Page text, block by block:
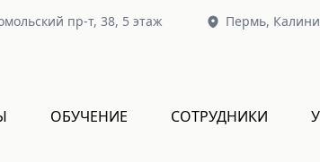
пр-т, 38, 5 этаж Пермь,
ОБУЧЕНИЕ СОТРУДНИКИ